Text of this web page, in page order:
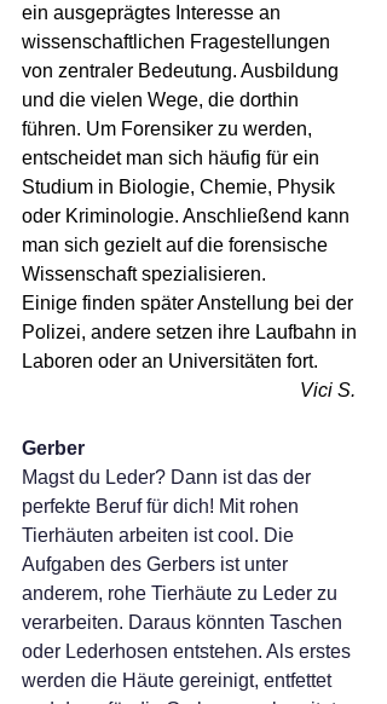
ein ausgeprägtes Interesse an
wissenschaftlichen Fragestellungen
von zentraler Bedeutung. Ausbildung
und die vielen Wege, die dorthin
führen. Um Forensiker zu werden,
entscheidet man sich häufig für ein
Studium in Biologie, Chemie, Physik
oder Kriminologie. Anschließend kann
man sich gezielt auf die forensische
Wissenschaft spezialisieren.
Einige finden später Anstellung bei der
Polizei, andere setzen ihre Laufbahn in
Laboren oder an Universitäten fort.
Vici S.
Gerber
Magst du Leder? Dann ist das der
perfekte Beruf für dich! Mit rohen
Tierhäuten arbeiten ist cool. Die
Aufgaben des Gerbers ist unter
anderem, rohe Tierhäute zu Leder zu
verarbeiten. Daraus könnten Taschen
oder Lederhosen entstehen. Als erstes
werden die Häute gereinigt, entfettet